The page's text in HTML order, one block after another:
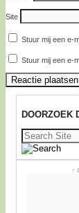
Site
Stuur mij een e-
Stuur mij een e-
DOORZOEK
Zoeken
naar:
-